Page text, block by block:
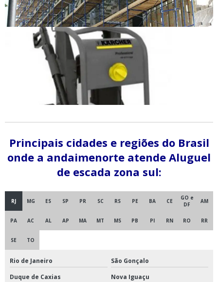
Principais cidades e regiões do Brasil
onde a andaimenorte atende Aluguel
de escada zona sul:
RJ MG ES SP PR SC RS PE BA CE
GO e
DF
AM
PA AC AL AP MA MT MS PB PI RN RO RR
SE TO
Rio de Janeiro
São Gonçalo
Duque de Caxias
Nova Iguaçu